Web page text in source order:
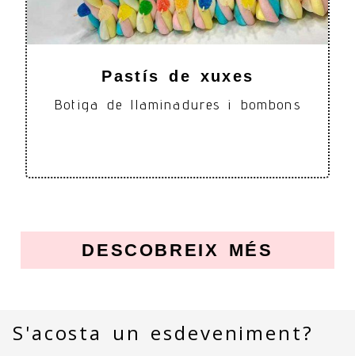
Pastís de xuxes
Botiga de llaminadures i bombons
DESCOBREIX MÉS
S'acosta un esdeveniment?